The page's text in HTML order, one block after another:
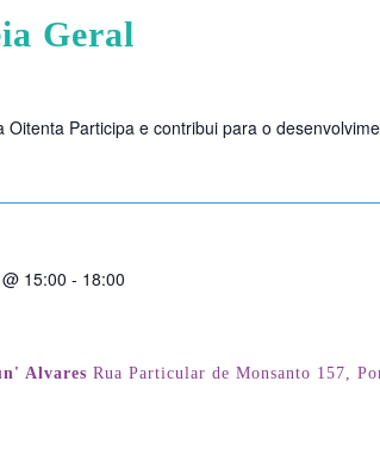
Geral
Oitenta Participa e contribui para o
15:00 - 18:00
Alvares Rua Particular de Monsanto 157,